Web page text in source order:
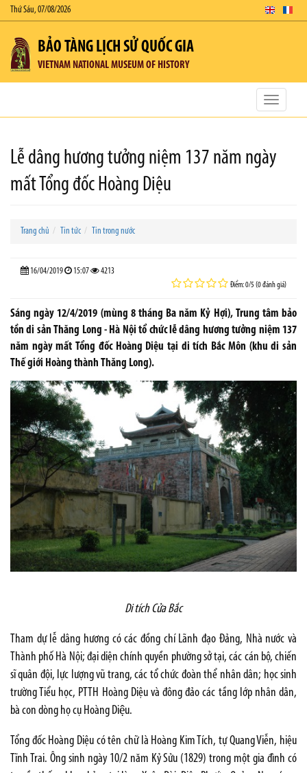
Thứ Sáu, 07/08/2026
BẢO TÀNG LỊCH SỬ QUỐC GIA
VIETNAM NATIONAL MUSEUM OF HISTORY
Toggle
Lễ dâng hương tưởng niệm 137 năm ngày
mất Tổng đốc Hoàng Diệu
Trang chủ Tin tức Tin trong nước
16/04/2019 15:07 4213
Điểm: 0/5 (0 đánh giá)
Sáng ngày 12/4/2019 (mùng 8 tháng Ba năm Kỷ Hợi), Trung tâm bảo
tồn di sản Thăng Long - Hà Nội tổ chức lễ dâng hương tưởng niệm 137
năm ngày mất Tổng đốc Hoàng Diệu tại di tích Bắc Môn (khu di sản
Thế giới Hoàng thành Thăng Long).
Di tích Cửa Bắc
Tham dự lễ dâng hương có các đồng chí Lãnh đạo Đảng, Nhà nước và
Thành phố Hà Nội; đại diện chính quyền phường sở tại, các cán bộ, chiến
sĩ quân đội, lực lượng vũ trang, các tổ chức đoàn thể nhân dân; học sinh
trường Tiểu học, PTTH Hoàng Diệu và đông đảo các tầng lớp nhân dân,
bà con dòng họ cụ Hoàng Diệu.
Tổng đốc Hoàng Diệu có tên chữ là Hoàng Kim Tích, tự Quang Viễn, hiệu
Tĩnh Trai. Ông sinh ngày 10/2 năm Kỷ Sửu (1829) trong một gia đình có